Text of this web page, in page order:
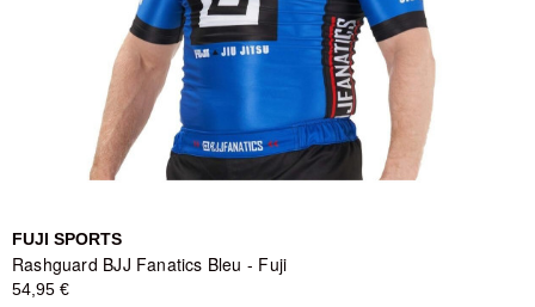
FUJI SPORTS
Rashguard BJJ Fanatics Bleu - Fuji
54,95 €